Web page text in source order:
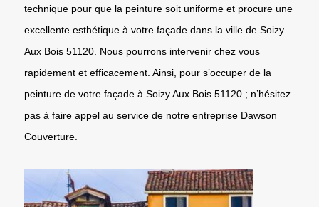
technique pour que la peinture soit uniforme et procure une
excellente esthétique à votre façade dans la ville de Soizy
Aux Bois 51120. Nous pourrons intervenir chez vous
rapidement et efficacement. Ainsi, pour s’occuper de la
peinture de votre façade à Soizy Aux Bois 51120 ; n’hésitez
pas à faire appel au service de notre entreprise Dawson
Couverture.